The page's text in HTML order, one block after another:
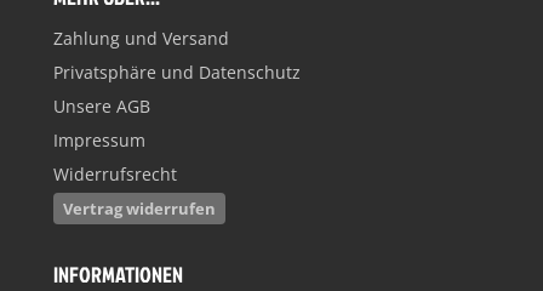
Zahlung und Versand
Privatsphäre und Datenschutz
Unsere AGB
Impressum
Widerrufsrecht
Vertrag widerrufen
INFORMATIONEN